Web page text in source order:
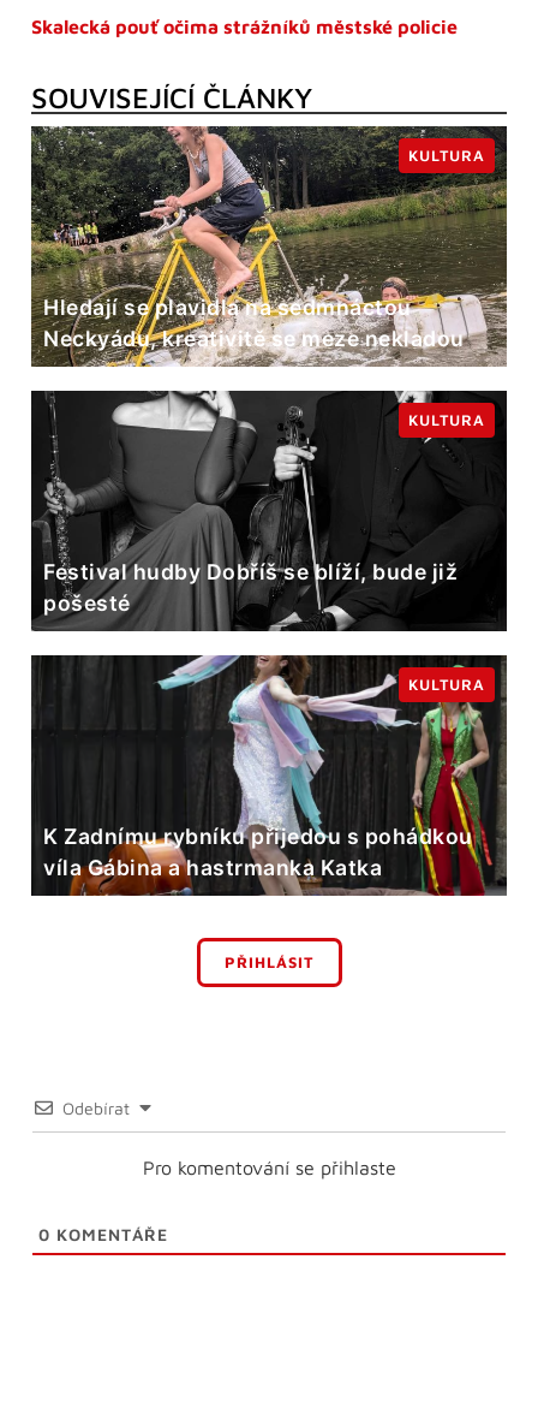
Skalecká pouť očima strážníků městské policie
SOUVISEJÍCÍ ČLÁNKY
Hledají se plavidla na sedmnáctou
Neckyádu, kreativitě se meze nekladou
KULTURA
Festival hudby Dobříš se blíží, bude již
pošesté
KULTURA
K Zadnímu rybníku přijedou s pohádkou
víla Gábina a hastrmanka Katka
KULTURA
PŘIHLÁSIT
Odebírat
Pro komentování se přihlaste
0 KOMENTÁŘE